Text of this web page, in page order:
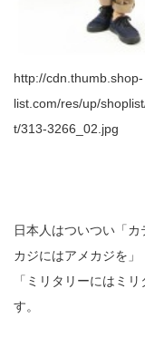
http://cdn.thumb.shop-
list.com/res/up/
t/313-3266_02.jpg
日本人はついつい「
カジにはアメカジを」
「ミリタリーにはミ
す。